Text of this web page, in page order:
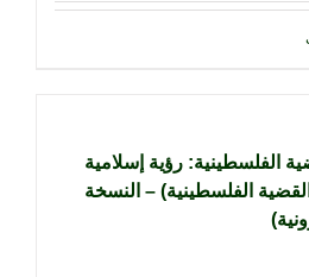
الفلسطينية: رؤية إسلامية
الفلسطينية) – النسخة